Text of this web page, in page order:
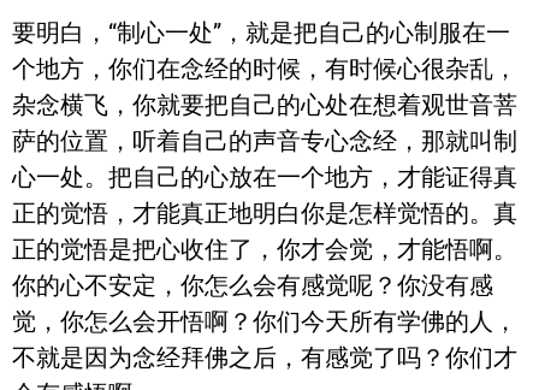
要明白，“制心一处”，就是把自己的心制服在一
个地方，你们在念经的时候，有时候心很杂乱，
杂念横飞，你就要把自己的心处在想着观世音菩
萨的位置，听着自己的声音专心念经，那就叫制
心一处。把自己的心放在一个地方，才能证得真
正的觉悟，才能真正地明白你是怎样觉悟的。真
正的觉悟是把心收住了，你才会觉，才能悟啊。
你的心不安定，你怎么会有感觉呢？你没有感
觉，你怎么会开悟啊？你们今天所有学佛的人，
不就是因为念经拜佛之后，有感觉了吗？你们才